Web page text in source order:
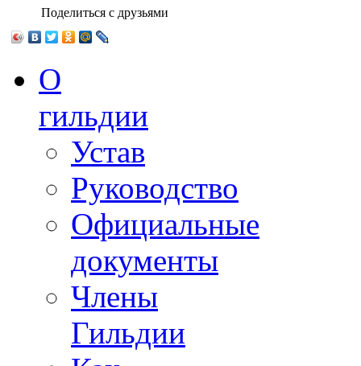
Поделиться с друзьями
О
гильдии
Устав
Руководство
Официальные
документы
Члены
Гильдии